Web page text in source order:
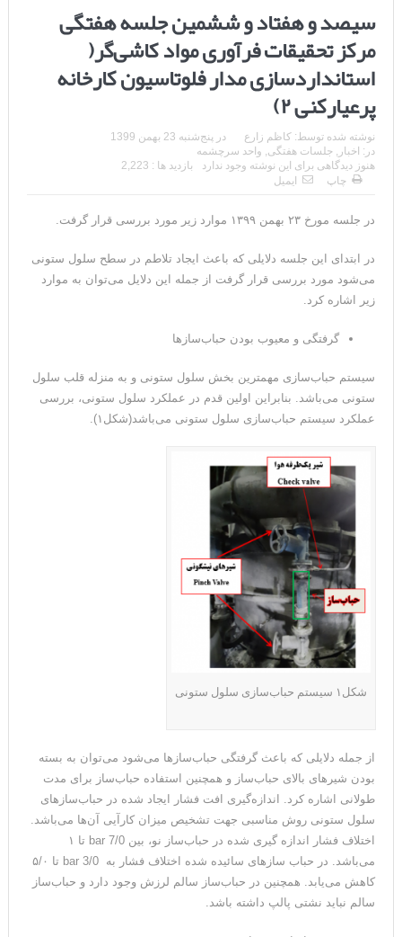
سیصد و هفتاد و ششمین جلسه هفتگی
مرکز تحقیقات فرآوری مواد کاشی‌گر(
استانداردسازی مدار فلوتاسیون کارخانه
پرعیارکنی ۲)
نوشته شده توسط: کاظم زارع در پنج‌شنبه 23 بهمن 1399
در: اخبار , جلسات هفتگی, واحد سرچشمه
هنوز دیدگاهی برای این نوشته وجود ندارد
بازدید ها : 2,223
چاپ
ایمیل
در جلسه مورخ ۲۳ بهمن ۱۳۹۹ موارد زیر مورد بررسی قرار گرفت.
در ابتدای این جلسه دلایلی که باعث ایجاد تلاطم در سطح سلول ستونی
می‌شود مورد بررسی قرار گرفت از جمله این دلایل می‌توان به موارد
زیر اشاره کرد.
گرفتگی و معیوب بودن حباب‌سازها
سیستم حباب‌سازی مهمترین بخش سلول ستونی و به منزله قلب سلول
ستونی می‌باشد. بنابراین اولین قدم در عملکرد سلول ستونی، بررسی
عملکرد سیستم حباب‌سازی سلول ستونی می‌باشد(شکل۱).
شکل۱ سیستم حباب‌سازی سلول ستونی
از جمله دلایلی که باعث گرفتگی حباب‌سازها می‌شود می‌توان به بسته
بودن شیرهای بالای حباب‌ساز و همچنین استفاده حباب‌ساز برای مدت
طولانی اشاره کرد. اندازه‌گیری افت فشار ایجاد شده در حباب‌سازهای
سلول ستونی روش مناسبی جهت تشخیص میزان کارآیی آن‌ها می‌باشد.
اختلاف فشار اندازه گیری شده در حباب‌ساز نو، بین bar 7/0 تا ۱
می‌باشد. در حباب سازهای سائیده شده اختلاف فشار به bar 3/0 تا ۵/۰
کاهش می‌یابد. همچنین در حباب‌ساز سالم لرزش وجود دارد و حباب‌ساز
سالم نباید نشتی پالپ داشته باشد.